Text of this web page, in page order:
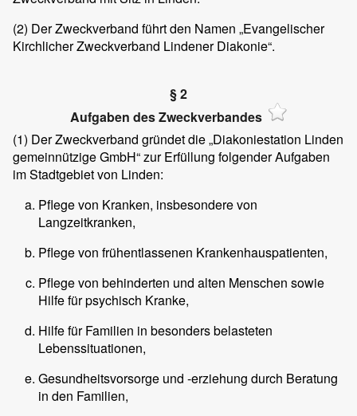
(2) Der Zweckverband führt den Namen „Evangelischer
Kirchlicher Zweckverband Lindener Diakonie“.
§ 2
Aufgaben des Zweckverbandes
(1) Der Zweckverband gründet die „Diakoniestation Linden
gemeinnützige GmbH“ zur Erfüllung folgender Aufgaben
im Stadtgebiet von Linden:
Pflege von Kranken, insbesondere von
Langzeitkranken,
Pflege von frühentlassenen Krankenhauspatienten,
Pflege von behinderten und alten Menschen sowie
Hilfe für psychisch Kranke,
Hilfe für Familien in besonders belasteten
Lebenssituationen,
Gesundheitsvorsorge und -erziehung durch Beratung
in den Familien,